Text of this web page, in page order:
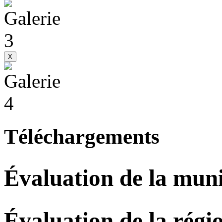
X
Téléchargements
Évaluation de la